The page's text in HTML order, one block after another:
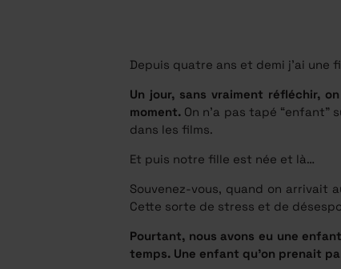
Depuis quatre ans et demi j’ai une
Un jour, sans vraiment réfléchir,
moment. On n’a pas tapé
dans les films.
Et puis notre fille est née et là…
Souvenez-vous, quand on arrivait
Cette sorte de stress et de
Pourtant, nous avons eu une
temps. Une enfant qu’on prenait